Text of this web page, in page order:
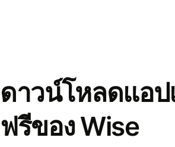
ดาวน์โหลดแอป
ฟรีของ Wise